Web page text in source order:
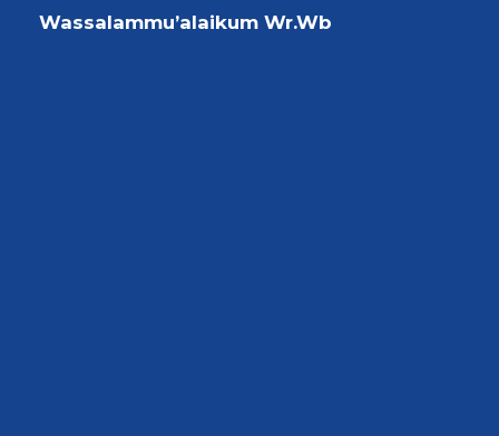
Wassalammu’alaikum Wr.Wb